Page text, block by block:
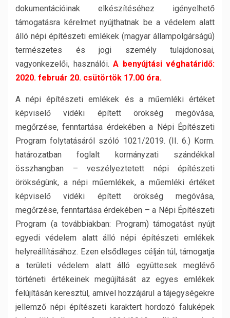
dokumentációinak elkészítéséhez igényelhető
támogatásra kérelmet nyújthatnak be a védelem alatt
álló népi építészeti emlékek (magyar állampolgárságú)
természetes és jogi személy tulajdonosai,
vagyonkezelői, használói. A benyújtási véghatáridő:
2020. február 20. csütörtök 17.00 óra.
A népi építészeti emlékek és a műemléki értéket
képviselő vidéki épített örökség megóvása,
megőrzése, fenntartása érdekében a Népi Építészeti
Program folytatásáról szóló 1021/2019. (II. 6.) Korm.
határozatban foglalt kormányzati szándékkal
összhangban – veszélyeztetett népi építészeti
örökségünk, a népi műemlékek, a műemléki értéket
képviselő vidéki épített örökség megóvása,
megőrzése, fenntartása érdekében – a Népi Építészeti
Program (a továbbiakban: Program) támogatást nyújt
egyedi védelem alatt álló népi építészeti emlékek
helyreállításához. Ezen elsődleges célján túl, támogatja
a területi védelem alatt álló együttesek meglévő
történeti értékeinek megújítását az egyes emlékek
felújításán keresztül, amivel hozzájárul a tájegységekre
jellemző népi építészeti karaktert hordozó faluképek